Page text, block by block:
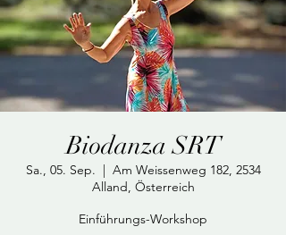
Biodanza SRT
Sa., 05. Sep.
  |
Am Weissenweg 182, 2534
Alland, Österreich
Einführungs-Workshop